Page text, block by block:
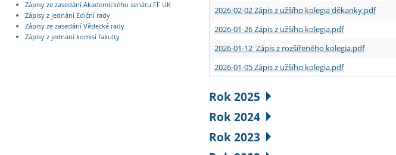
Zápisy ze zasedání Akademického senátu FF UK
Zápisy z jednání Ediční rady
Zápisy ze zasedání Vědecké rady
Zápisy z jednání komisí fakulty
2026-02-02 Zápis z užšího kolegia děkanky.pdf
2026-01-26 Zápis z užšího kolegia.pdf
2026-01-12 Zápis z rozšířeného kolegia.pdf
2026-01-05 Zápis z užšího kolegia.pdf
Rok 2025
Rok 2024
Rok 2023